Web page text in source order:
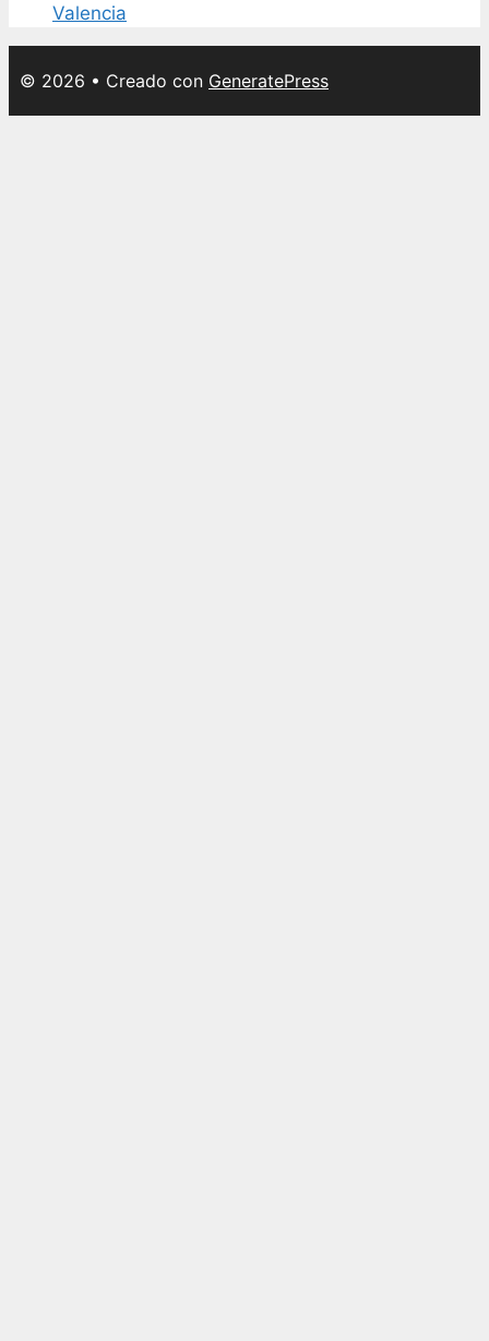
Valencia
© 2026 • Creado con GeneratePress